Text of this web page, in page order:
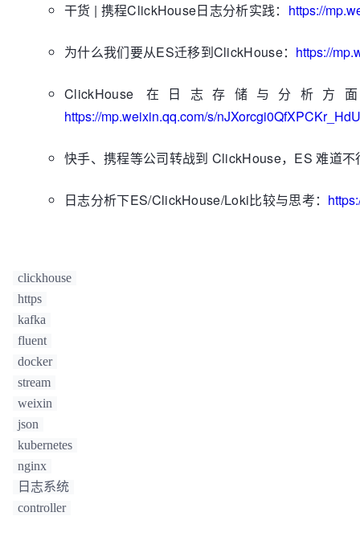
干货 | 携程ClickHouse日志分析实践： https://
为什么我们要从ES迁移到ClickHouse： https://
ClickHouse 在日志存储与分析方
https://mp.weixin.qq.com/s/
快手、携程等公司转战到 ClickHouse，ES 难道不
日志分析下ES/ClickHouse/Loki比较与思考：
clickhouse
https
kafka
fluent
docker
stream
weixin
json
kubernetes
nginx
日志系统
controller